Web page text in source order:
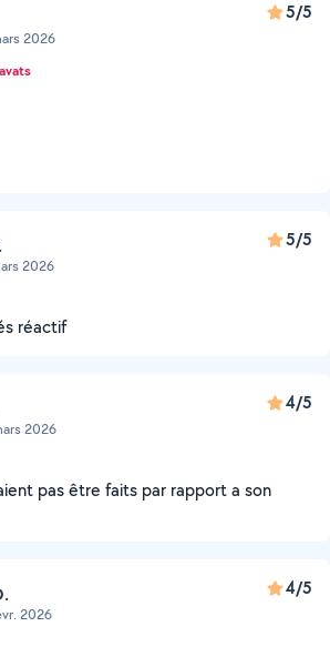
2026
5/5
2026
5/5
réactif
2026
4/5
pas être faits par rapport a son
2026
4/5